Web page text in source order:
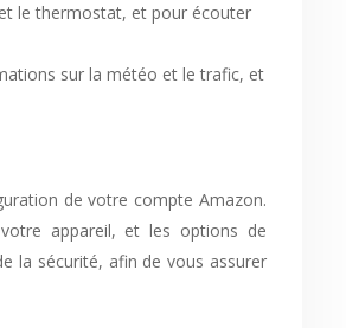
le thermostat, et pour écouter
sur la météo et le trafic, et
de votre compte Amazon.
appareil, et les options de
la sécurité, afin de vous assurer